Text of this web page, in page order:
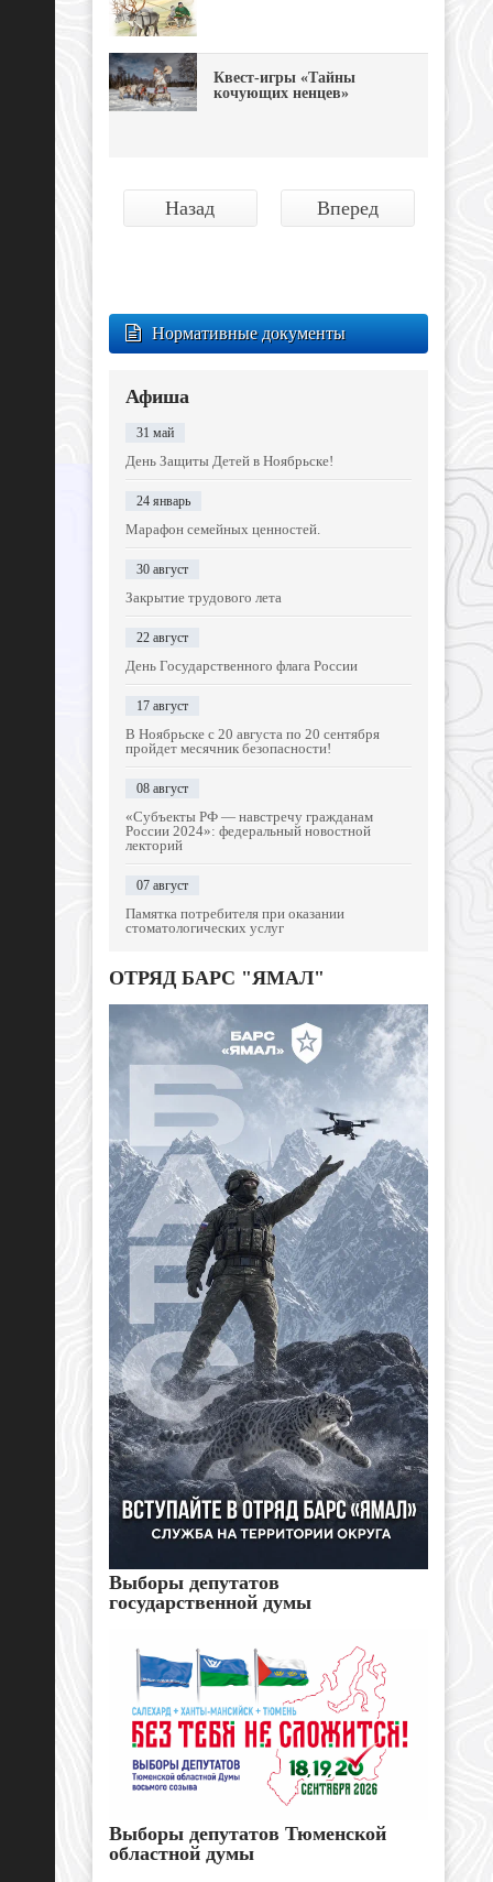
Квест-игры «Тайны
кочующих ненцев»
Назад Вперед
Нормативные документы
Афиша
31 май
День Защиты Детей в Ноябрьске!
24 январь
Марафон семейных ценностей.
30 август
Закрытие трудового лета
22 август
День Государственного флага России
17 август
В Ноябрьске с 20 августа по 20 сентября
пройдет месячник безопасности!
08 август
«Субъекты РФ — навстречу гражданам
России 2024»: федеральный новостной
лекторий
07 август
Памятка потребителя при оказании
стоматологических услуг
ОТРЯД БАРС "ЯМАЛ"
Выборы депутатов
государственной думы
Выборы депутатов Тюменской
областной думы